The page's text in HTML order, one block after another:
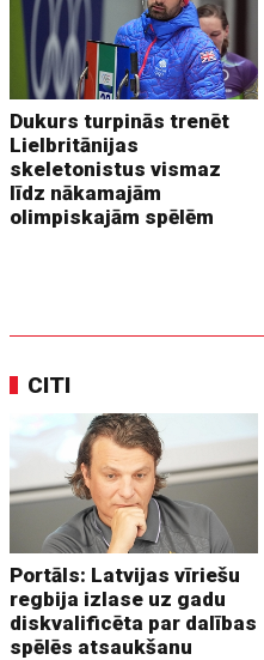
Dukurs turpinās trenēt
Lielbritānijas
skeletonistus vismaz
līdz nākamajām
olimpiskajām spēlēm
CITI
Portāls: Latvijas vīriešu
regbija izlase uz gadu
diskvalificēta par dalības
spēlēs atsaukšanu